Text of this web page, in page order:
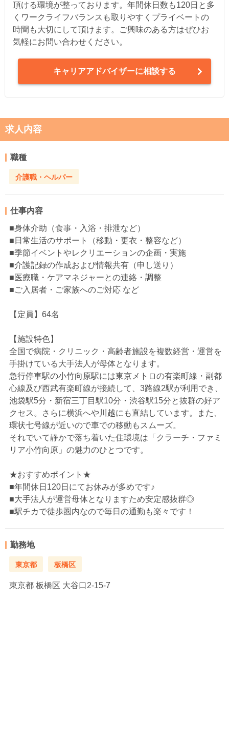
頂ける環境が整っております。年間休日数も120日と多
くワークライフバランスも取りやすくプライベートの
時間も大切にして頂けます。ご興味のある方はぜひお
気軽にお問い合わせください。
キャリアアドバイザーに相談する
求人内容
職種
介護職・ヘルパー
仕事内容
■身体介助（食事・入浴・排泄など）
■日常生活のサポート（移動・更衣・整容など）
■季節イベントやレクリエーションの企画・実施
■介護記録の作成および情報共有（申し送り）
■医療職・ケアマネジャーとの連絡・調整
■ご入居者・ご家族へのご対応 など
【定員】64名
【施設特色】
全国で病院・クリニック・高齢者施設を複数経営・運営を
手掛けている大手法人が母体となります。
急行停車駅の小竹向原駅には東京メトロの有楽町線・副都
心線及び西武有楽町線が接続して、3路線2駅が利用でき、
池袋駅5分・新宿三丁目駅10分・渋谷駅15分と抜群の好ア
クセス。さらに横浜へや川越にも直結しています。また、
環状七号線が近いので車での移動もスムーズ。
それでいて静かで落ち着いた住環境は「クラーチ・ファミ
リア小竹向原」の魅力のひとつです。
★おすすめポイント★
■年間休日120日にてお休みが多めです♪
■大手法人が運営母体となりますため安定感抜群◎
■駅チカで徒歩圏内なので毎日の通勤も楽々です！
勤務地
東京都 板橋区
東京都 板橋区 大谷口2-15-7